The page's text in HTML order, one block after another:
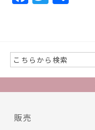
o
o
k
販売